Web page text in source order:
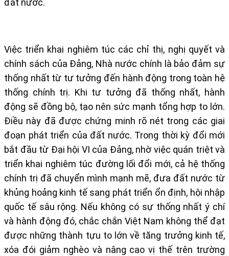
đất nước.
Việc triển khai nghiêm túc các chỉ thị, nghị quyết và
chính sách của Đảng, Nhà nước chính là bảo đảm sự
thống nhất từ tư tưởng đến hành động trong toàn hệ
thống chính trị. Khi tư tưởng đã thống nhất, hành
động sẽ đồng bộ, tạo nên sức mạnh tổng hợp to lớn.
Điều này đã được chứng minh rõ nét trong các giai
đoạn phát triển của đất nước. Trong thời kỳ đổi mới
bắt đầu từ Đại hội VI của Đảng, nhờ việc quán triệt và
triển khai nghiêm túc đường lối đổi mới, cả hệ thống
chính trị đã chuyển mình mạnh mẽ, đưa đất nước từ
khủng hoảng kinh tế sang phát triển ổn định, hội nhập
quốc tế sâu rộng. Nếu không có sự thống nhất ý chí
và hành động đó, chắc chắn Việt Nam không thể đạt
được những thành tựu to lớn về tăng trưởng kinh tế,
xóa đói giảm nghèo và nâng cao vị thế trên trường